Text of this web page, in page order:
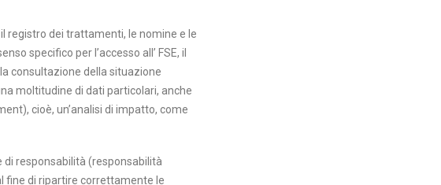
registro dei trattamenti, le nomine e le
specifico per l’accesso all’ FSE, il
consultazione della situazione
moltitudine di dati particolari, anche
cioè, un’analisi di impatto, come
responsabilità (responsabilità
di ripartire correttamente le